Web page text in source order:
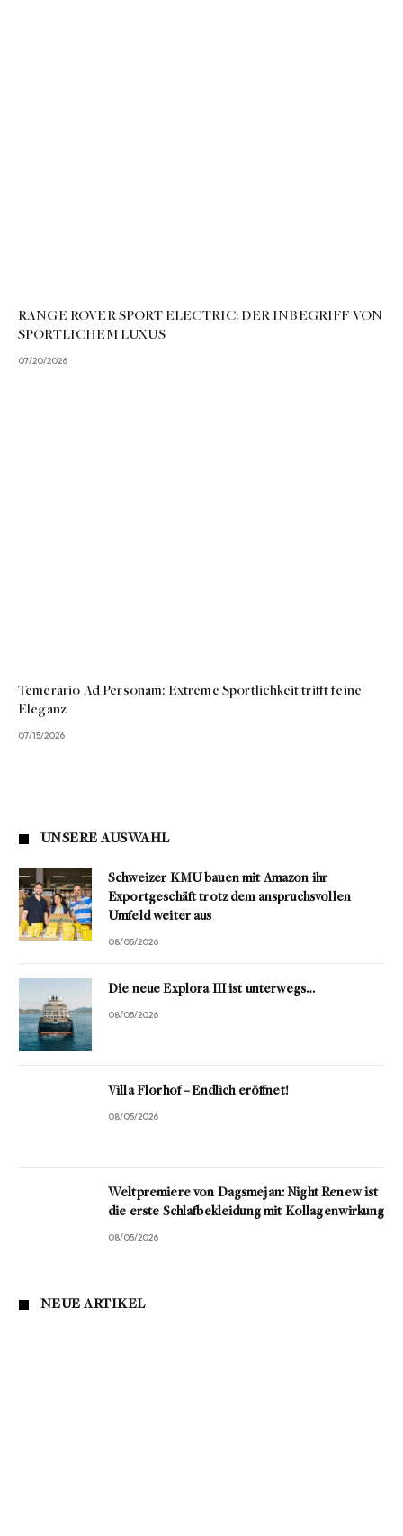
RANGE ROVER SPORT ELECTRIC: DER INBEGRIFF VON
SPORTLICHEM LUXUS
07/20/2026
Temerario Ad Personam: Extreme Sportlichkeit trifft feine
Eleganz
07/15/2026
UNSERE AUSWAHL
Schweizer KMU bauen mit Amazon ihr
Exportgeschäft trotz dem anspruchsvollen
Umfeld weiter aus
08/05/2026
Die neue Explora III ist unterwegs…
08/05/2026
Villa Florhof – Endlich eröffnet!
08/05/2026
Weltpremiere von Dagsmejan: Night Renew ist
die erste Schlafbekleidung mit Kollagenwirkung
08/05/2026
NEUE ARTIKEL